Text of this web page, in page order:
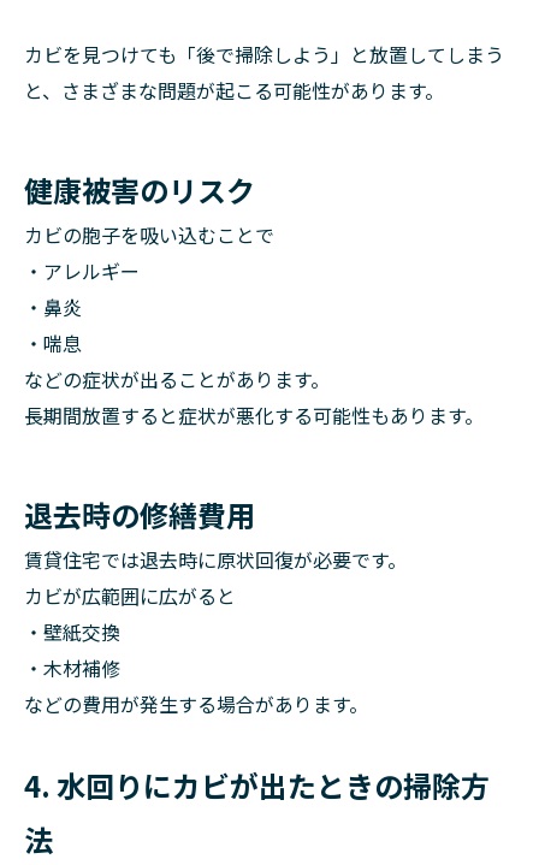
カビを見つけても「後で掃除しよう」と放置してしまう
と、さまざまな問題が起こる可能性があります。
健康被害のリスク
カビの胞子を吸い込むことで
・アレルギー
・鼻炎
・喘息
などの症状が出ることがあります。
長期間放置すると症状が悪化する可能性もあります。
退去時の修繕費用
賃貸住宅では退去時に原状回復が必要です。
カビが広範囲に広がると
・壁紙交換
・木材補修
などの費用が発生する場合があります。
4. 水回りにカビが出たときの掃除方
法